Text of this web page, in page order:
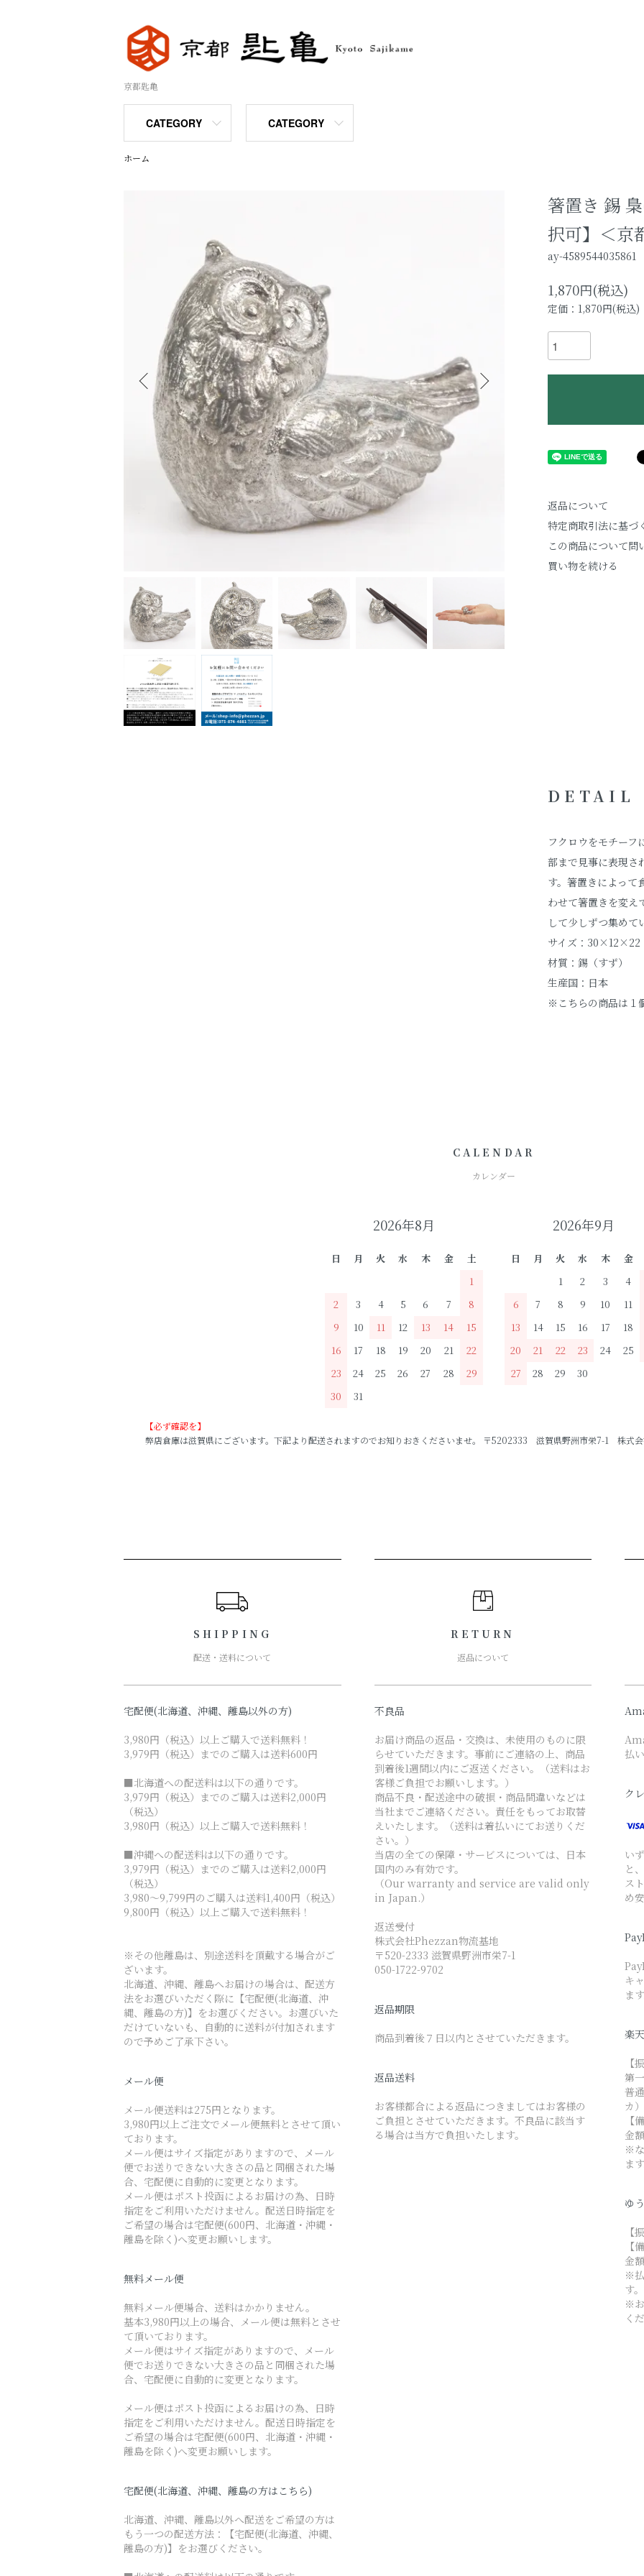
京都匙亀
CATEGORY CATEGORY
ホーム
箸置き 錫
択可】＜京
ay-4589544035861
1,870円(税込)
定価：1,870円(税込)
返品について
特定商取引法に基づ
この商品について問
買い物を続ける
DETAIL
フクロウをモチーフ
部まで見事に表現さ
す。箸置きによって
わせて箸置きを変え
して少しずつ集めて
サイズ：30×12×22
材質：錫（すず）
生産国：日本
※こちらの商品は１
CALENDAR
カレンダー
2026年8月
日 月 火 水 木 金
土
1
2
3 4 5 6 7
8
9
10 11 12 13 14
15
16
17 18 19 20 21
22
23
24 25 26 27 28
29
30
31
2026年9月
日 月 火 水 木 金
1
2 3 4
6
7 8 9 10 11
13
14 15 16 17 18
20
21 22 23 24 25
27
28 29 30
【必ず確認を】
弊店倉庫は滋賀県にございます。下記より配送されますのでお知りおきくださいませ。 〒5202333 滋賀県野洲市栄7-1 株式
SHIPPING
配送・送料について
宅配便(北海道、沖縄、離島以外の方)
3,980円（税込）以上ご購入で送料無料！
3,979円（税込）までのご購入は送料600円
■北海道への配送料は以下の通りです。
3,979円（税込）までのご購入は送料2,000円
（税込）
3,980円（税込）以上ご購入で送料無料！
■沖縄への配送料は以下の通りです。
3,979円（税込）までのご購入は送料2,000円
（税込）
3,980～9,799円のご購入は送料1,400円（税込）
9,800円（税込）以上ご購入で送料無料！
※その他離島は、別途送料を頂戴する場合がご
ざいます。
北海道、沖縄、離島へお届けの場合は、配送方
法をお選びいただく際に【宅配便(北海道、沖
縄、離島の方)】をお選びください。お選びいた
だけていないも、自動的に送料が付加されます
ので予めご了承下さい。
メール便
メール便送料は275円となります。
3,980円以上ご注文でメール便無料とさせて頂い
ております。
メール便はサイズ指定がありますので、メール
便でお送りできない大きさの品と同梱された場
合、宅配便に自動的に変更となります。
メール便はポスト投函によるお届けの為、日時
指定をご利用いただけません。配送日時指定を
ご希望の場合は宅配便(600円、北海道・沖縄・
離島を除く)へ変更お願いします。
無料メール便
無料メール便場合、送料はかかりません。
基本3,980円以上の場合、メール便は無料とさせ
て頂いております。
メール便はサイズ指定がありますので、メール
便でお送りできない大きさの品と同梱された場
合、宅配便に自動的に変更となります。
メール便はポスト投函によるお届けの為、日時
指定をご利用いただけません。配送日時指定を
ご希望の場合は宅配便(600円、北海道・沖縄・
離島を除く)へ変更お願いします。
宅配便(北海道、沖縄、離島の方はこちら)
北海道、沖縄、離島以外へ配送をご希望の方は
もう一つの配送方法：【宅配便(北海道、沖縄、
離島の方)】をお選びください。
RETURN
返品について
不良品
お届け商品の返品・交換は、未使用のものに限
らせていただきます。事前にご連絡の上、商品
到着後1週間以内にご返送ください。（送料はお
客様ご負担でお願いします。）
商品不良・配送途中の破損・商品間違いなどは
当社までご連絡ください。責任をもってお取替
えいたします。（送料は着払いにてお送りくだ
さい。）
当店の全ての保障・サービスについては、日本
国内のみ有効です。
（Our warranty and service are valid only
in Japan.）
返送受付
株式会社Phezzan物流基地
〒520-2333 滋賀県野洲市栄7-1
050-1722-9702
返品期限
商品到着後７日以内とさせていただきます。
返品送料
お客様都合による返品につきましてはお客様の
ご負担とさせていただきます。不良品に該当す
る場合は当方で負担いたします。
払
ク
い
と
ス
め
キ
ます
楽
【
第
普
カ
【
金
※
ます
ゆ
【
【
金
※
す。
※
く